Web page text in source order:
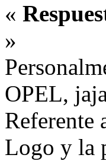
«
»
OPEL,
Referente
Logo y la